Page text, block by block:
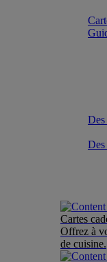
Des
Des
Cartes
Offrez à
de cuisine.